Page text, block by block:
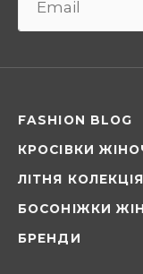
FASHION BLOG
КРОСІВКИ
ЛІТНЯ КОЛЕКЦІЯ
БОСОНІЖКИ
БРЕНДИ